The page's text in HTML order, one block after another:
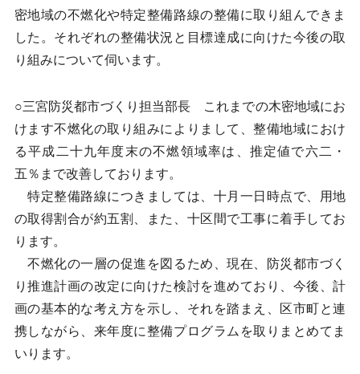
密地域の不燃化や特定整備路線の整備に取り組んできま
した。それぞれの整備状況と目標達成に向けた今後の取
り組みについて伺います。
○三宮防災都市づくり担当部長 これまでの木密地域にお
けます不燃化の取り組みによりまして、整備地域におけ
る平成二十九年度末の不燃領域率は、推定値で六二・
五％まで改善しております。
特定整備路線につきましては、十月一日時点で、用地
の取得割合が約五割、また、十区間で工事に着手してお
ります。
不燃化の一層の促進を図るため、現在、防災都市づく
り推進計画の改定に向けた検討を進めており、今後、計
画の基本的な考え方を示し、それを踏まえ、区市町と連
携しながら、来年度に整備プログラムを取りまとめてま
いります。